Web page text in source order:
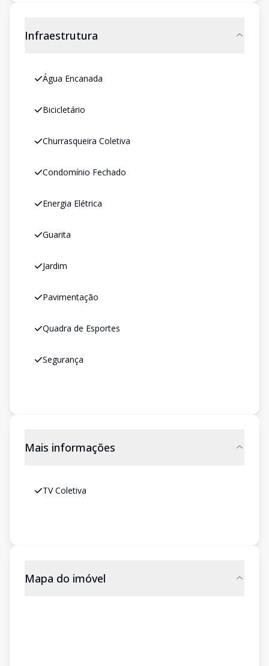
Infraestrutura
Água Encanada
Bicicletário
Churrasqueira Coletiva
Condomínio Fechado
Energia Elétrica
Guarita
Jardim
Pavimentação
Quadra de Esportes
Segurança
Mais informações
TV Coletiva
Mapa do imóvel